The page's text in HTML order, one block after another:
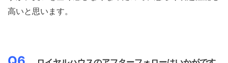
高いと思います。